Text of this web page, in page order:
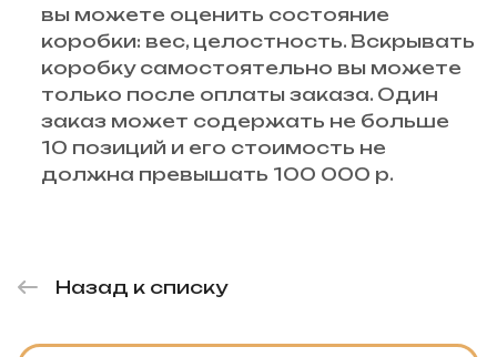
вы можете оценить состояние
коробки: вес, целостность. Вскрывать
коробку самостоятельно вы можете
только после оплаты заказа. Один
заказ может содержать не больше
10 позиций и его стоимость не
должна превышать 100 000 р.
Назад к списку